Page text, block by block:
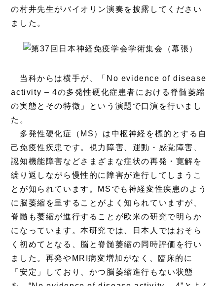
の村井先生がバイオリン演奏を披露してください
ました。
当科からは横手が、「No evidence of disease
activity – 4の多発性硬化症患者における脊髄萎縮
の実態とその特徴」という演題で口演を行いまし
た。
多発性硬化症（MS）は中枢神経を標的とする自
己免疫性疾患です。視力障害、運動・感覚障害、
認知機能障害などさまざまな症状の再発・寛解を
繰り返しながら慢性的に障害が進行してしまうこ
とが知られています。MSでも神経変性疾患のよう
に脳萎縮を呈することがよく知られていますが、
脊髄も萎縮が進行することが欧米の研究で明らか
になっています。本研究では、日本人ではおそら
く初めてとなる、脳と脊髄萎縮の同時評価を行い
ました。再発やMRI病変増加がなく、臨床的に
「安定」しており、かつ脳萎縮進行もない状態